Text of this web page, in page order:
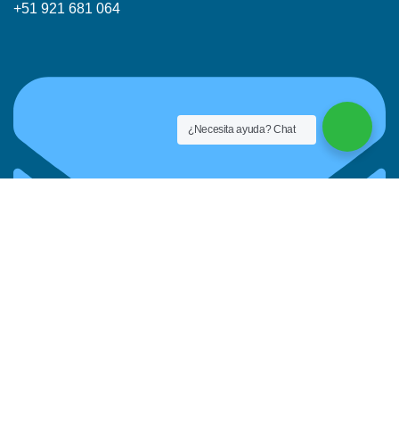
+51 921 681 064
¿Necesita ayuda? Chat